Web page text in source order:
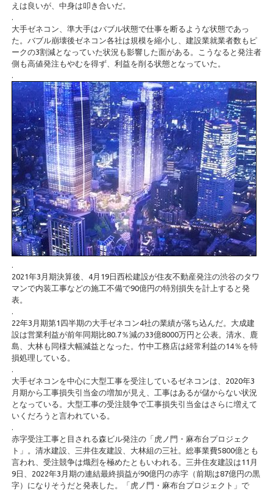
えは良いが、中身は叩き合いだ。
大手ゼネコン、準大手はバブル状態で仕事を断るような状態であっ
た。バブル崩壊後ゼネコン各社は規模を縮小し、建設業就業者数もピ
ークの3割減となっていた状況も影響した面がある。こうなると発注者
側も高値発注もやむを得ず、利益を削る状態となっていた。
2021年3月期決算後、4月19日西松建設が住友不動産発注の渋谷のタワ
マンで内装工事などの施工不備で90億円の特別損失を計上すると発
表。
22年3月期第1四半期の大手ゼネコン4社の業績が落ち込んだ。大成建
設は営業利益が前年同期比80.7％減の33億8000万円と公表。清水、鹿
島、大林も同様大幅減益となった。竹中工務店は経常利益の14％を特
損処理している。
大手ゼネコンを中心に大型工事を受注しているゼネコンは、2020年3
月期から工事損失引当金の増加が見え、工事はあるが儲からない状況
となっている。大型工事の受注競争で工事損失引当金はさらに増えて
いくだろうと言われている。
赤字受注工事と目される森ビル発注の「虎ノ門・麻布台プロジェク
ト」。清水建設、三井住友建設、大林組の三社。総事業費5800億とも
言われ、受注競争は熾烈を極めたともいわれる。三井住友建設は11月
9日、2022年3月期の連結最終損益が90億円の赤字（前期は87億円の黒
字）になりそうだと発表した。「虎ノ門・麻布台プロジェクト」で